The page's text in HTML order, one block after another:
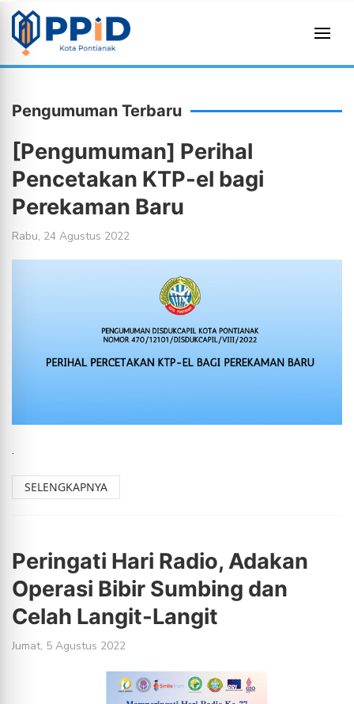
Pengumuman Terbaru
[Pengumuman] Perihal
Pencetakan KTP-el bagi
Perekaman Baru
Rabu, 24 Agustus 2022
SELENGKAPNYA
Peringati Hari Radio, Adakan
Operasi Bibir Sumbing dan
Celah Langit-Langit
Jumat, 5 Agustus 2022